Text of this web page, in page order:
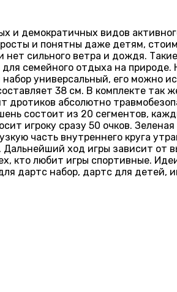
и демократичных видов
и понятны даже детям,
сильного ветра и дождя.
семейного отдыха на природе.
универсальный, его можно
38 см. В комплекте так
абсолютно
состоит из 20 сегментов,
игроку сразу 50 очков.
часть внутреннего круга
ход игры зависит от
кто любит игры спортивные.
дартс набор, дартс для детей,